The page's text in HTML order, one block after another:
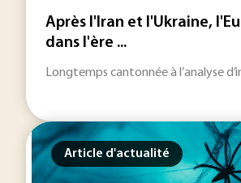
Après l'Iran et l'Ukraine,
dans l'ère ...
Longtemps cantonnée à l’analyse
Article d'actualité